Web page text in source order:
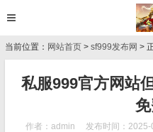
当前位置： 网站首页 > sf999发布网 >
私服999官方网站
作者：admin 发布时间：2025-